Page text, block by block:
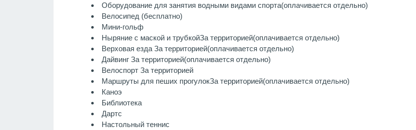
Оборудование для занятия водными видами спорта(оплачивается отдельно)
Велосипед (бесплатно)
Мини-гольф
Ныряние с маской и трубкойЗа территорией(оплачивается отдельно)
Верховая езда За территорией(оплачивается отдельно)
Дайвинг За территорией(оплачивается отдельно)
Велоспорт За территорией
Маршруты для пеших прогулокЗа территорией(оплачивается отдельно)
Каноэ
Библиотека
Дартс
Настольный теннис